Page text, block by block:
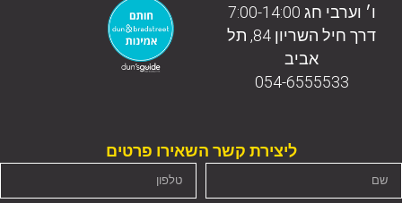
ו׳ וערבי חג 7:00-14:00
דרך חיל השריון 84, תל
אביב
054-6555533
ליצירת קשר השאירו פרטים